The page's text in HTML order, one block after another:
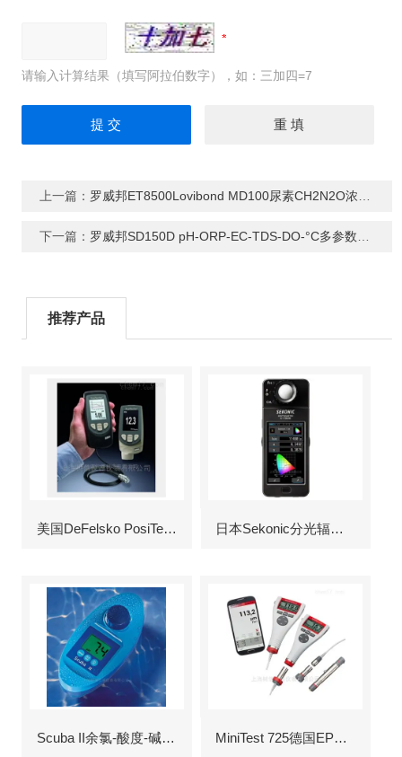
请输入计算结果（填写阿拉伯数字），如：三加四=7
上一篇： 罗威邦ET8500Lovibond MD100尿素CH2N2O浓度测定仪
下一篇： 罗威邦SD150D pH-ORP-EC-TDS-DO-°C多参数测定仪
推荐产品
美国DeFelsko PosiTector6000涂层测厚仪 日本Sekonic分光辐射照度计
Scuba II余氯-酸度-碱度-氰尿酸浓度测定仪 MiniTest 725德国EPK涂层测厚仪